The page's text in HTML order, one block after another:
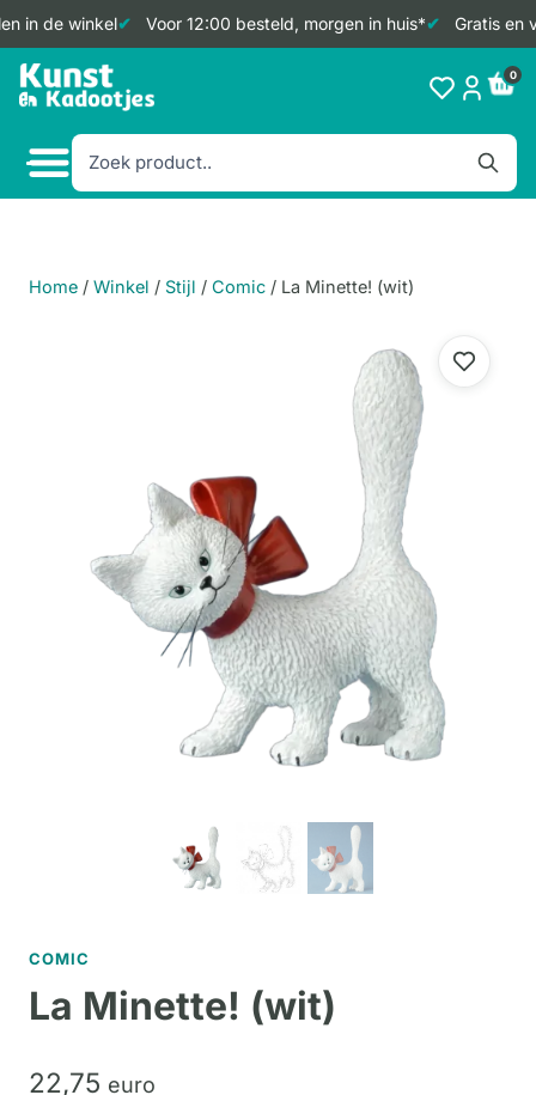
in de winkel Voor 12:00 besteld, morgen in huis* Gratis en
Doorgaan
naar
0
Home / Winkel / Stijl / Comic / La Minette! (wit)
COMIC
La Minette! (wit)
22,75 euro